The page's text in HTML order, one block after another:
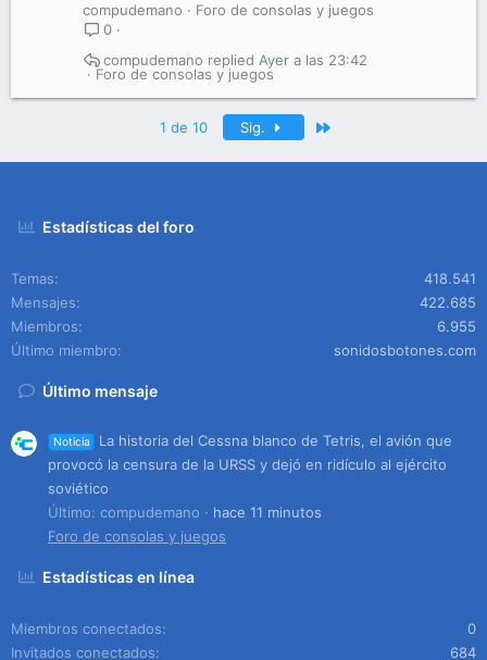
compudemano
Foro de consolas y juegos
0
Foro de consolas y juegos
Ayer a las 23:42
compudemano
1 de 10 Sig.
Estadísticas del foro
Temas
418.541
Mensajes
422.685
Miembros
6.955
Último miembro
sonidosbotones.com
Último mensaje
Noticia
La historia del Cessna blanco de Tetris, el avión que
provocó la censura de la URSS y dejó en ridículo al ejército
soviético
Último: compudemano
hace 11 minutos
Foro de consolas y juegos
Estadísticas en línea
Miembros conectados
0
Invitados conectados
684